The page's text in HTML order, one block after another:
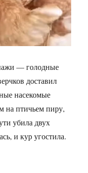
— голодные
доставил
насекомые
на птичьем пиру,
убила двух
и кур угостила.